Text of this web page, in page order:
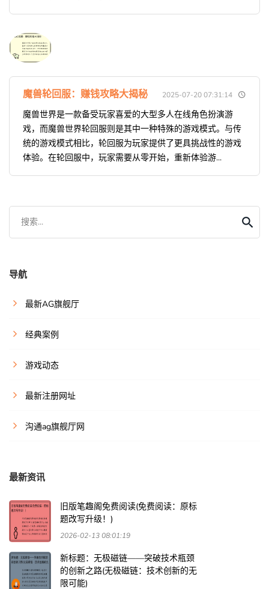
魔兽轮回服：赚钱攻略大揭秘 2025-07-20 07:31:14
魔兽世界是一款备受玩家喜爱的大型多人在线角色扮演游
戏，而魔兽世界轮回服则是其中一种特殊的游戏模式。与传
统的游戏模式相比，轮回服为玩家提供了更具挑战性的游戏
体验。在轮回服中，玩家需要从零开始，重新体验游...
搜索...
导航
最新AG旗舰厅
经典案例
游戏动态
最新注册网址
沟通ag旗舰厅网
最新资讯
旧版笔趣阁免费阅读(免费阅读：原标
题改写升级！)
2026-02-13 08:01:19
新标题：无极磁链——突破技术瓶颈
的创新之路(无极磁链：技术创新的无
限可能)